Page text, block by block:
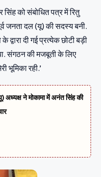
सिंह को संबोधित पत्र में रितु
जनता दल (यू) की सदस्य बनी.
द्वारा दी गई प्रत्येक छोटी बड़ी
संगठन की मजबूती के लिए
भूमिका रही.’
अध्यक्ष ने मोकामा में अनंत सिंह की